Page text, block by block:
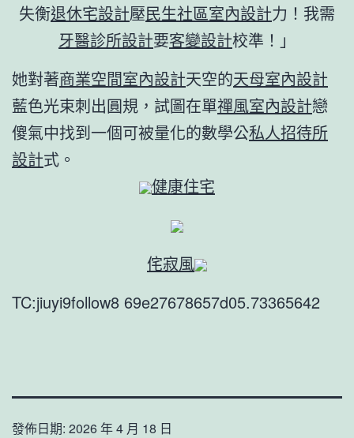
失衡退休宅設計壓民生社區室內設計力！我需
牙醫診所設計要客變設計校準！」
她對著商業空間室內設計天空的天母室內設計
藍色光束刺出圓規，試圖在單禪風室內設計戀
傻氣中找到一個可被量化的數學公私人招待所
設計式。
健康住宅
侘寂風
TC:jiuyi9follow8 69e27678657d05.73365642
發佈日期: 2026 年 4 月 18 日